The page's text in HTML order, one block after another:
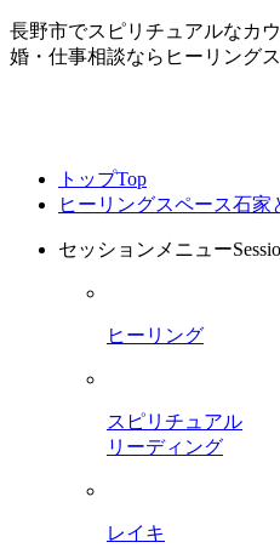
長野市でスピリチュアルなカ
婚・仕事相談ならヒーリング
トップTop
ヒーリングスペース石家
セッションメニュー
ヒーリング
スピリチュアル
リーディング
レイキ